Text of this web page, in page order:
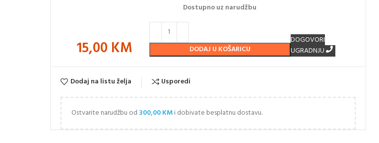
15,00 KM
Dostupno uz narudžbu
DODAJ U KOŠARICU
DOGOVORI
UGRADNJU
Dodaj na listu želja Usporedi
Ostvarite narudžbu od 300,00KMi dobivate besplatnu dostavu.